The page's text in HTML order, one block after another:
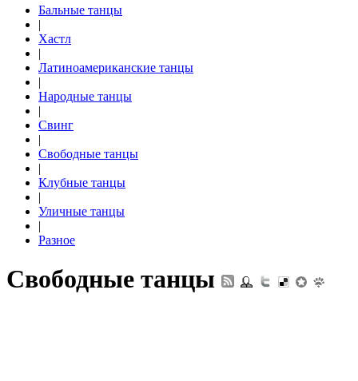
Бальные танцы
|
Хастл
|
Латиноамериканские танцы
|
Народные танцы
|
Свинг
|
Свободные танцы
|
Клубные танцы
|
Уличные танцы
|
Разное
Свободные танцы